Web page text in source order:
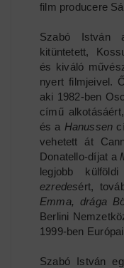
film producere
Szabó István
kitüntetett,
és kiváló
nyert filmjeivel.
aki 1982-ben
című
és a Hanussen
vehetett át
Donatello-díjat a
legjobb
ezredesért,
Emma, drága
Berlini
1999-ben
Szabó István